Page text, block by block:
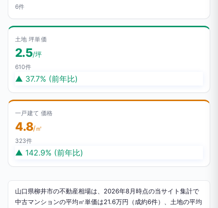
6件
土地 坪単価
2.5/坪
610件
▲ 37.7% (前年比)
一戸建て 価格
4.8/㎡
323件
▲ 142.9% (前年比)
山口県柳井市の不動産相場は、2026年8月時点の当サイト集計で
中古マンションの平均㎡単価は21.6万円（成約6件）、土地の平均